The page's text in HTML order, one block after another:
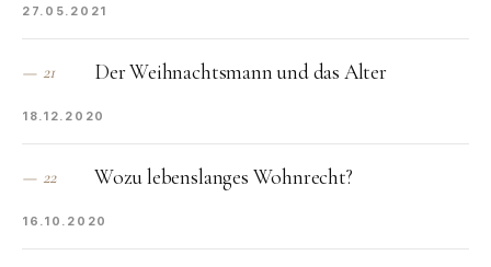
27.05.2021
— 21 Der Weihnachtsmann und das Alter
18.12.2020
— 22 Wozu lebenslanges Wohnrecht?
16.10.2020